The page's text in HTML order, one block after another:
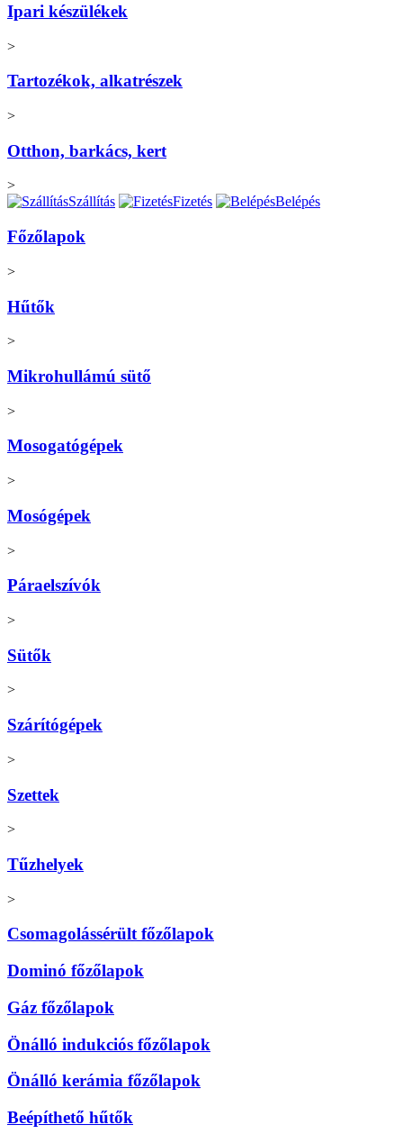
Ipari készülékek
>
Tartozékok, alkatrészek
>
Otthon, barkács, kert
>
Szállítás
Fizetés Belépés
Főzőlapok
>
Hűtők
>
Mikrohullámú sütő
>
Mosogatógépek
>
Mosógépek
>
Páraelszívók
>
Sütők
>
Szárítógépek
>
Szettek
>
Tűzhelyek
>
Csomagolássérült főzőlapok
Dominó főzőlapok
Gáz főzőlapok
Önálló indukciós főzőlapok
Önálló kerámia főzőlapok
Beépíthető hűtők